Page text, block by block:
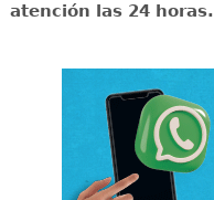
atención las 24 horas.